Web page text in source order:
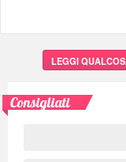
LEGGI
Consigliati